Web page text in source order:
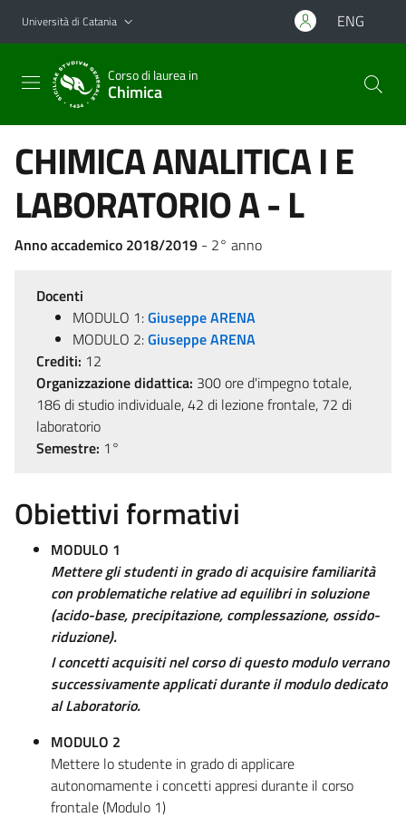
Vai al contenuto principale
Vai al menu di navigazione
Università di Catania ENG
Corso di laurea in
Chimica
CHIMICA ANALITICA I E
LABORATORIO A - L
Anno accademico 2018/2019 - 2° anno
Docenti
MODULO 1:Giuseppe ARENA
MODULO 2:Giuseppe ARENA
Crediti: 12
Organizzazione didattica: 300 ore d'impegno totale,
186 di studio individuale, 42 di lezione frontale, 72 di
laboratorio
Semestre: 1°
Obiettivi formativi
MODULO 1
Mettere gli studenti in grado diacquisire familiarità
con problematiche relative ad equilibri in soluzione
(acido-base, precipitazione, complessazione, ossido-
riduzione).
I concetti acquisiti nel corso di questo modulo verrano
successivamente applicati durante il modulo dedicato
al Laboratorio.
MODULO 2
Mettere lo studente in grado di applicare
autonomamente i concetti appresi durante il corso
frontale (Modulo 1)